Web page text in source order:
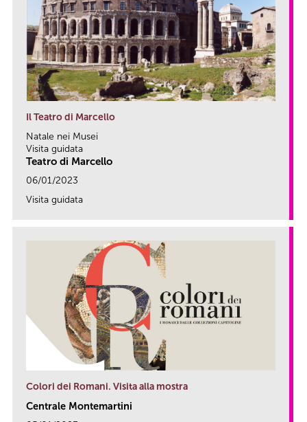
Il Teatro di Marcello
Natale nei Musei
Visita guidata
Teatro di Marcello
06/01/2023
Visita guidata
Colori dei Romani. Visita alla mostra
Centrale Montemartini